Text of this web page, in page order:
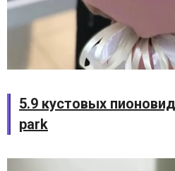
5.9 кустовых
park